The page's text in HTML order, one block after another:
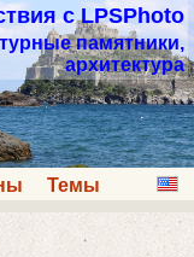
с LPSPhoto
памятники,
архитектура
Темы